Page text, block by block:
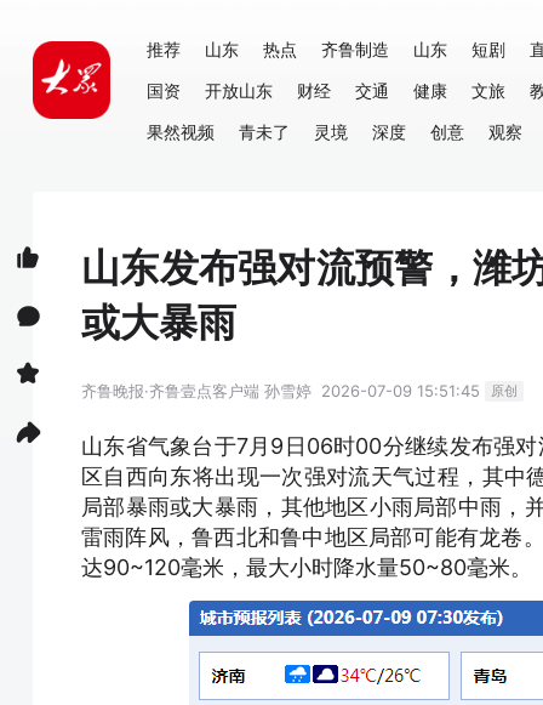
推荐 山东 热点 齐鲁制造 山东 短剧
国资
开放山东 财经 交通 健康 文旅
果然视频
青未了 灵境 深度 创意 观察
山东发布强对流预警，潍
或大暴雨
齐鲁晚报·齐鲁壹点客户端 孙雪婷 2026-07-09 15:51:45 原创
山东省气象台于7月9日06时00分继续发布强
区自西向东将出现一次强对流天气过程，其中
局部暴雨或大暴雨，其他地区小雨局部中雨，
雷雨阵风，鲁西北和鲁中地区局部可能有龙卷
达90~120毫米，最大小时降水量50~80毫米。